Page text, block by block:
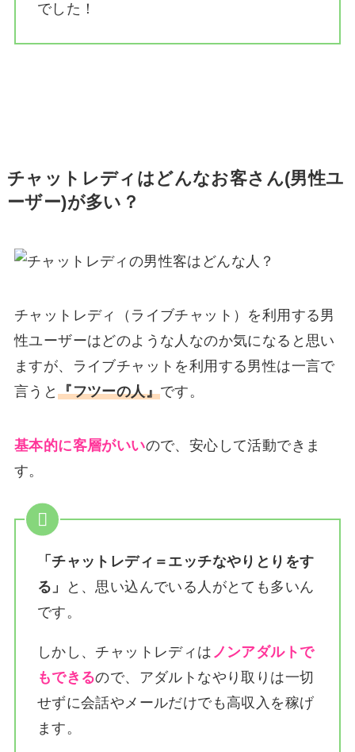
でした！
チャットレディはどんなお客さん(男性ユ
ーザー)が多い？
チャットレディ（ライブチャット）を利用する男
性ユーザーはどのような人なのか気になると思い
ますが、ライブチャットを利用する男性は一言で
言うと『フツーの人』です。
基本的に客層がいいので、安心して活動できま
す。
「チャットレディ＝エッチなやりとりをす
る」
と、思い込んでいる人がとても多いん
です。
しかし、チャットレディは ノンアダルトで
もできるので、アダルトなやり取りは一切
せずに会話やメールだけでも高収入を稼げ
ます。